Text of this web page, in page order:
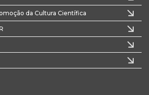
da Cultura Científica